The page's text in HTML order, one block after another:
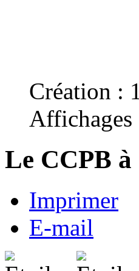
Création :
Affichages
Le CCPB
Imprimer
E-mail